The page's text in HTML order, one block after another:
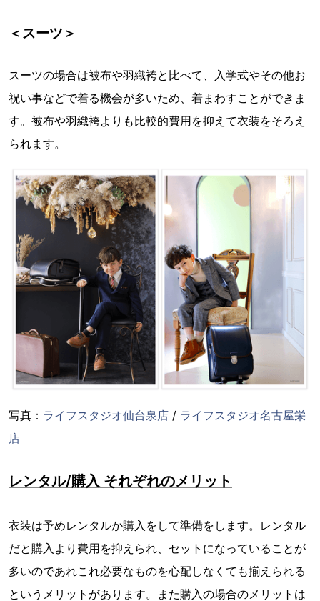
＜スーツ＞
スーツの場合は被布や羽織袴と比べて、入学式やその他お
祝い事などで着る機会が多いため、着まわすことができま
す。被布や羽織袴よりも比較的費用を抑えて衣装をそろえ
られます。
写真： ライフスタジオ仙台泉店 / ライフスタジオ名古屋栄
店
レンタル/購入 それぞれのメリット
衣装は予めレンタルか購入をして準備をします。レンタル
だと購入より費用を抑えられ、セットになっていることが
多いのであれこれ必要なものを心配しなくても揃えられる
というメリットがあります。また購入の場合のメリットは